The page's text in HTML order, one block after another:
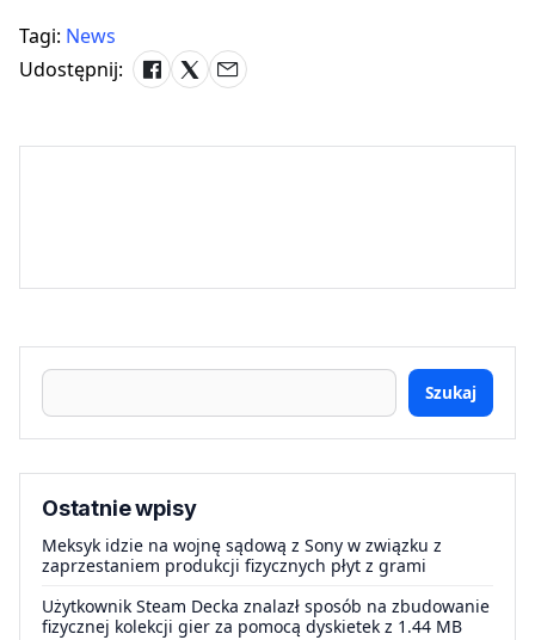
Tagi: News
Udostępnij:
Szukaj
Ostatnie wpisy
Meksyk idzie na wojnę sądową z Sony w związku z
zaprzestaniem produkcji fizycznych płyt z grami
Użytkownik Steam Decka znalazł sposób na zbudowanie
fizycznej kolekcji gier za pomocą dyskietek z 1.44 MB